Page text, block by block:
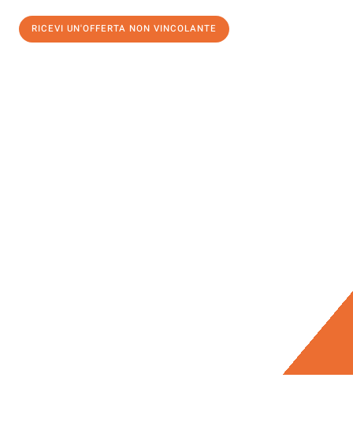
RICEVI UN'OFFERTA NON VINCOLANTE